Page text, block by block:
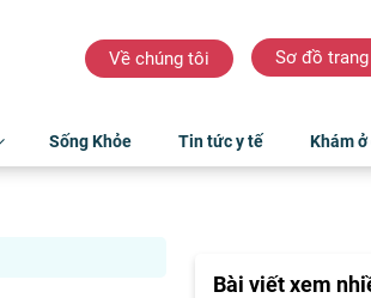
Về chúng tôi Sơ đồ trang
Sống Khỏe Tin tức y tế Khám ở
Bài viết xem